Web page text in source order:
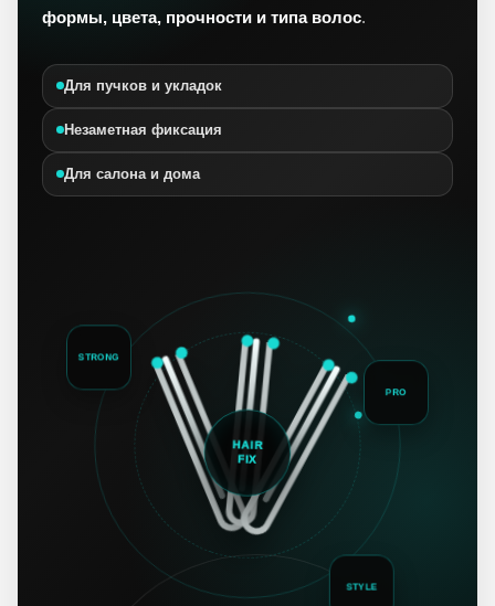
формы, цвета, прочности и типа волос.
Для пучков и укладок
Незаметная фиксация
Для салона и дома
HAIR
FIX
STRONG
STYLE